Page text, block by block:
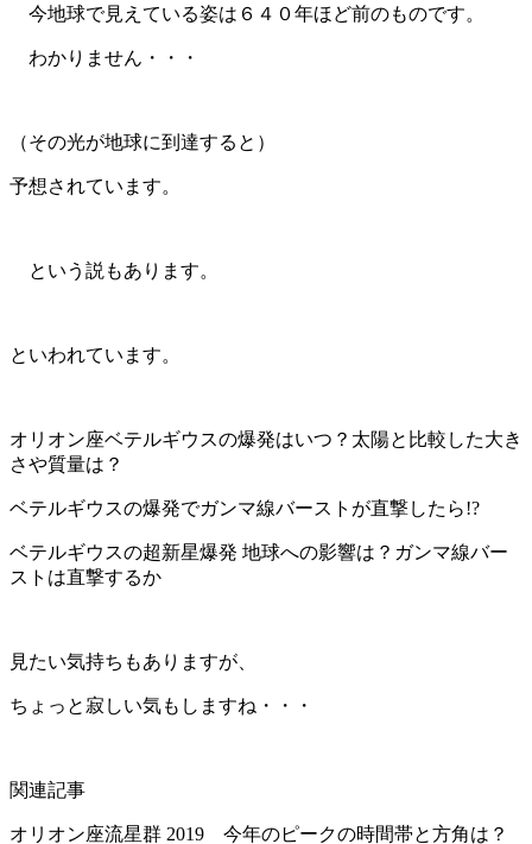
今地球で見えている姿は６４０年ほど前のものです。
わかりません・・・
（その光が地球に到達すると）
予想されています。
という説もあります。
といわれています。
オリオン座ベテルギウスの爆発はいつ？太陽と比較した大き
さや質量は？
ベテルギウスの爆発でガンマ線バーストが直撃したら!?
ベテルギウスの超新星爆発 地球への影響は？ガンマ線バー
ストは直撃するか
見たい気持ちもありますが、
ちょっと寂しい気もしますね・・・
関連記事
オリオン座流星群 2019 今年のピークの時間帯と方角は？